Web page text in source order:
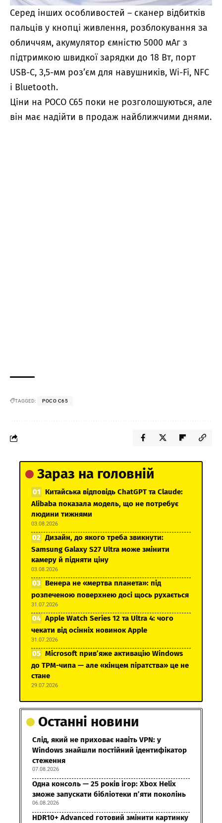
Серед інших особливостей – сканер відбитків
пальців у кнопці живлення, розблокування за
обличчям, акумулятор ємністю 5000 мАг з
підтримкою швидкої зарядки до 18 Вт, порт
USB-C, 3,5-мм роз’єм для навушників, Wi-Fi, NFC
і Bluetooth.
Ціни на POCO C65 поки не розголошуються, але
він має надійти в продаж найближчими днями.
TAGGED: POCO C65
Зараз на головній
Китайська відповідь ChatGPT та Claude:
Alibaba показала модель, що не потребує
людини тижнями
03.08.2026
Дизайн, до якого треба звикнути:
Samsung Galaxy S27 Ultra може змінити
камеру й підняти ціну
03.08.2026
Венера не «мертва планета»: під
розпеченою поверхнею досі щось рухається
31.07.2026
Apple Watch Series 12 та Ultra 4: чого
чекати від осінніх новинок Apple
31.07.2026
Microsoft прив’яже активацію Windows
до TPM-чипа — але «кінцем піратства» це не
стане
29.07.2026
Останні новини
Слід, який не приховає навіть VPN: у
Windows знайшли постійний ідентифікатор
стеження
07.08.2026
Одна консоль — 25 років ігор: Xbox Helix
зможе запускати бібліотеки п’яти поколінь
06.08.2026
HDR10+ Advanced готовий змінити картинку